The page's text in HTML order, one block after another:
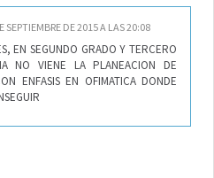
SEPTIEMBRE DE 2015 A LAS 20:08
EN SEGUNDO GRADO Y TERCERO
NO VIENE LA PLANEACION DE
ENFASIS EN OFIMATICA DONDE